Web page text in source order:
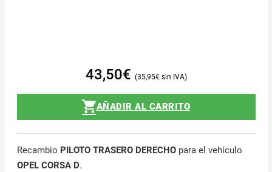
43,50€ 35,95€
AÑADIR AL CARRITO
Recambio PILOTO TRASERO DERECHOpara el vehículo
OPEL CORSA D.